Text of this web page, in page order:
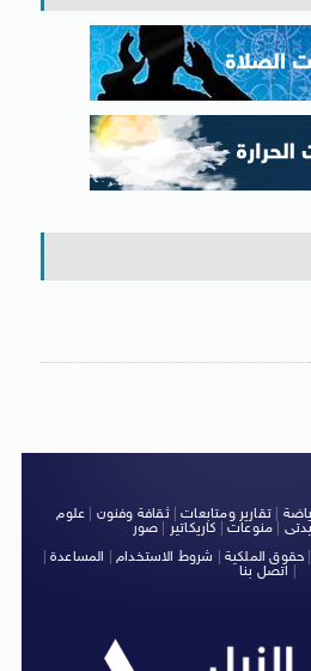
|تقارير ومتابعات|ثقافة وفنون
علوم
منوعات كاريكاتير صور
حقوق الملكية شروط الاستخدام| المساعدة|
اتصل بنا